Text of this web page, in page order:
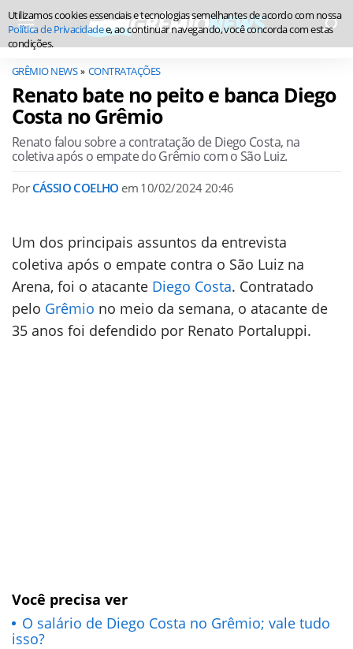
GRÊMIO NEWS CONTRATAÇÕES
Renato bate no peito e banca Diego
Costa no Grêmio
Renato falou sobre a contratação de Diego Costa, na
coletiva após o empate do Grêmio com o São Luiz.
Por CÁSSIO COELHO em 10/02/2024 20:46
Um dos principais assuntos da entrevista
coletiva após o empate contra o São Luiz na
Arena, foi o atacante Diego Costa. Contratado
pelo Grêmio no meio da semana, o atacante de
35 anos foi defendido por Renato Portaluppi.
Você precisa ver
O salário de Diego Costa no Grêmio; vale tudo
isso?
Utilizamos cookies essenciais e tecnologias semelhantes de acordo com nossa
Política de Privacidadee, ao continuar navegando, você concorda com estas
condições.